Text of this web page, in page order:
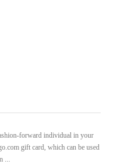
forward individual in your
gift card, which can be used
...